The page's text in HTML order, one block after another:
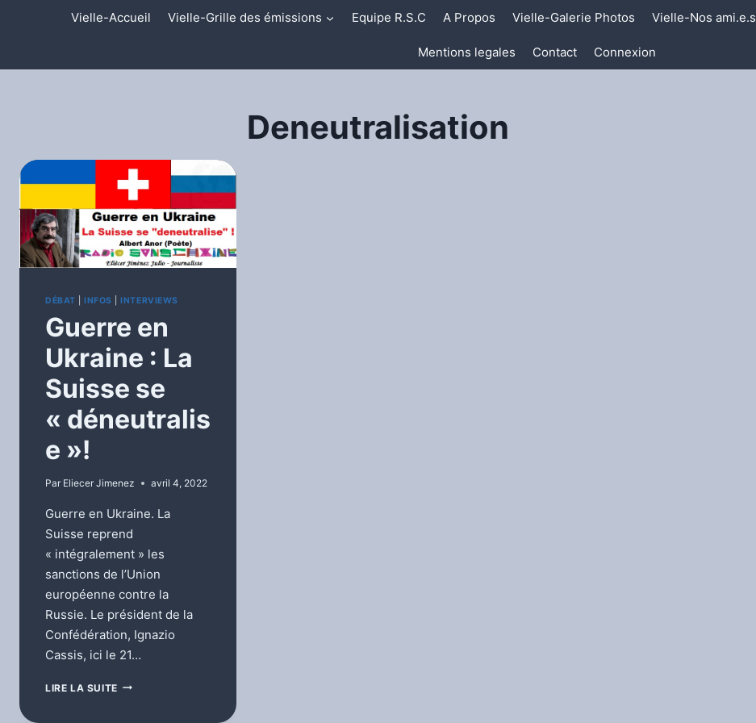
Vielle-Accueil Vielle-Grille des émissions Equipe R.S.C A Propos Vielle-Galerie Photos Vielle-Nos ami.e.s
Mentions legales Contact Connexion
Deneutralisation
DÉBAT INFOS INTERVIEWS
Guerre en
Ukraine : La
Suisse se
« déneutralis
e »!
Par Eliecer Jimenez avril 4, 2022
Guerre en Ukraine. La
Suisse reprend
« intégralement » les
sanctions de l’Union
européenne contre la
Russie. Le président de la
Confédération, Ignazio
Cassis, ici le 21…
LIRE LA SUITE GUERRE